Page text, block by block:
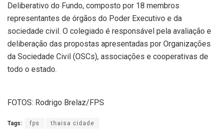
Deliberativo do Fundo, composto por 18 membros
representantes de órgãos do Poder Executivo e da
sociedade civil. O colegiado é responsável pela avaliação e
deliberação das propostas apresentadas por Organizações
da Sociedade Civil (OSCs), associações e cooperativas de
todo o estado.
FOTOS: Rodrigo Brelaz/FPS
Tags: fps thaisa cidade